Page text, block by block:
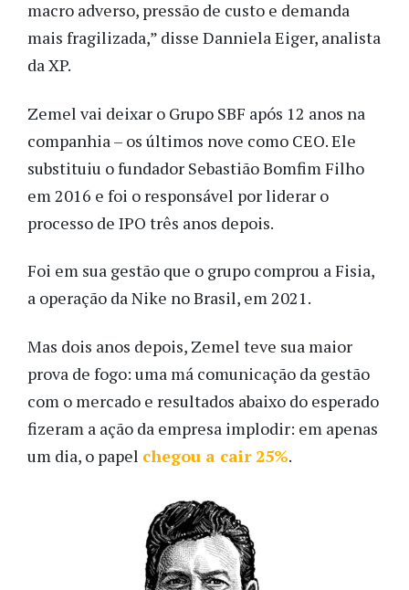
macro adverso, pressão de custo e demanda
mais fragilizada,” disse Danniela Eiger, analista
da XP.
Zemel vai deixar o Grupo SBF após 12 anos na
companhia – os últimos nove como CEO. Ele
substituiu o fundador Sebastião Bomfim Filho
em 2016 e foi o responsável por liderar o
processo de IPO três anos depois.
Foi em sua gestão que o grupo comprou a Fisia,
a operação da Nike no Brasil, em 2021.
Mas dois anos depois, Zemel teve sua maior
prova de fogo: uma má comunicação da gestão
com o mercado e resultados abaixo do esperado
fizeram a ação da empresa implodir: em apenas
um dia, o papel chegou a cair 25%.